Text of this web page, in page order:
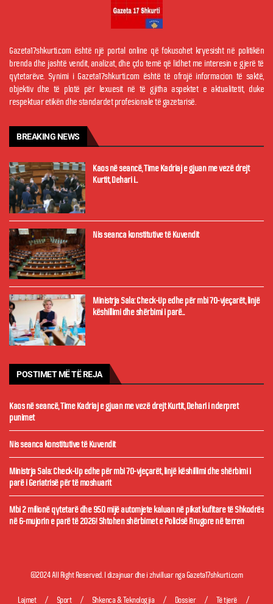
Gazeta17shkurti.com është një portal online që fokusohet kryesisht në politikën
brenda dhe jashtë vendit, analizat, dhe çdo temë që lidhet me interesin e gjerë të
qytetarëve. Synimi i Gazeta17shkurti.com është të ofrojë informacion të saktë,
objektiv dhe të plotë për lexuesit në të gjitha aspektet e aktualitetit, duke
respektuar etikën dhe standardet profesionale të gazetarisë.
BREAKING NEWS
Kaos në seancë, Time Kadriaj e gjuan me vezë drejt
Kurtit, Dehari i...
Nis seanca konstitutive të Kuvendit
Ministrja Sala: Check-Up edhe për mbi 70-vjeçarët, linjë
këshillimi dhe shërbimi i parë...
POSTIMET MË TË REJA
Kaos në seancë, Time Kadriaj e gjuan me vezë drejt Kurtit, Dehari i nderpret
punimet
Nis seanca konstitutive të Kuvendit
Ministrja Sala: Check-Up edhe për mbi 70-vjeçarët, linjë këshillimi dhe shërbimi i
parë i Geriatrisë për të moshuarit
Mbi 2 milionë qytetarë dhe 950 mijë automjete kaluan në pikat kufitare të Shkodrës
në 6-mujorin e parë të 2026! Shtohen shërbimet e Policisë Rrugore në terren
©2024 All Right Reserved. I dizajnuar dhe i zhvilluar nga Gazeta17shkurti.com
Lajmet Sport Shkenca & Teknologjia Dossier Të tjerë